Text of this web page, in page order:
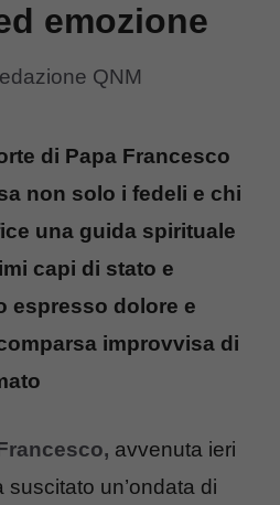
emozione
QNM
di Papa Francesco
non solo i fedeli e chi
una guida spirituale
capi di stato e
espresso dolore e
improvvisa di
avvenuta ieri
un’ondata di